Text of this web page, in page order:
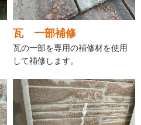
瓦 一部補修
瓦の一部を専用の補修材を使用
して補修します。